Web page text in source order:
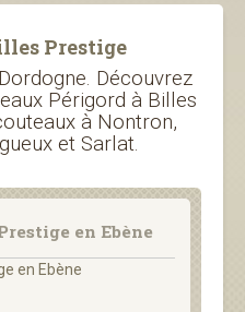
Prestige
Découvrez
Périgord à Billes
à Nontron,
et Sarlat.
en Ebène